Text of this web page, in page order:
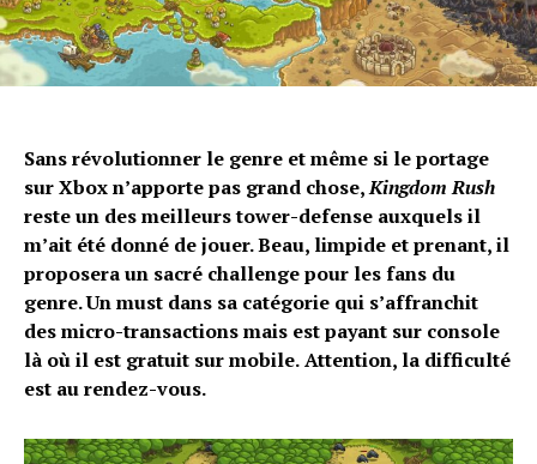
Sans révolutionner le genre et même si le portage
sur Xbox n’apporte pas grand chose,Kingdom Rush
reste un des meilleurs tower-defense auxquels il
m’ait été donné de jouer. Beau, limpide et prenant, il
proposera un sacré challenge pour les fans du
genre. Un must dans sa catégorie qui s’affranchit
des micro-transactions mais est payant sur console
là où il est gratuit sur mobile.Attention, la difficulté
est au rendez-vous.